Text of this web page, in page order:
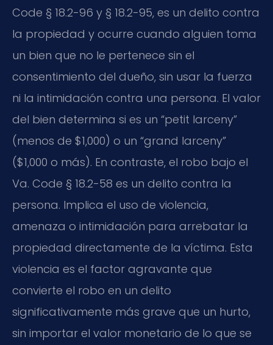
Code § 18.2-96 y § 18.2-95, es un delito contra
la propiedad y ocurre cuando alguien toma
un bien que no le pertenece sin el
consentimiento del dueño, sin usar la fuerza
ni la intimidación contra una persona. El valor
del bien determina si es un “petit larceny”
(menos de $1,000) o un “grand larceny”
($1,000 o más). En contraste, el robo bajo el
Va. Code § 18.2-58 es un delito contra la
persona. Implica el uso de violencia,
amenaza o intimidación para arrebatar la
propiedad directamente de la víctima. Esta
violencia es el factor agravante que
convierte el robo en un delito
significativamente más grave que un hurto,
sin importar el valor monetario de lo que se